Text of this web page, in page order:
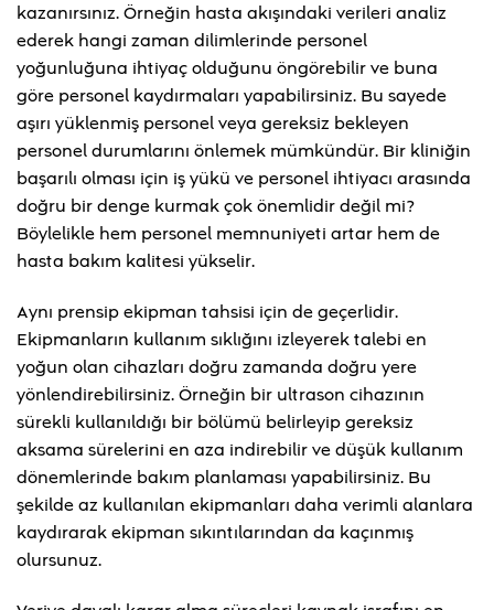
kazanırsınız. Örneğin hasta akışındaki verileri analiz
ederek hangi zaman dilimlerinde personel
yoğunluğuna ihtiyaç olduğunu öngörebilir ve buna
göre personel kaydırmaları yapabilirsiniz. Bu sayede
aşırı yüklenmiş personel veya gereksiz bekleyen
personel durumlarını önlemek mümkündür. Bir kliniğin
başarılı olması için iş yükü ve personel ihtiyacı arasında
doğru bir denge kurmak çok önemlidir değil mi?
Böylelikle hem personel memnuniyeti artar hem de
hasta bakım kalitesi yükselir.
Aynı prensip ekipman tahsisi için de geçerlidir.
Ekipmanların kullanım sıklığını izleyerek talebi en
yoğun olan cihazları doğru zamanda doğru yere
yönlendirebilirsiniz. Örneğin bir ultrason cihazının
sürekli kullanıldığı bir bölümü belirleyip gereksiz
aksama sürelerini en aza indirebilir ve düşük kullanım
dönemlerinde bakım planlaması yapabilirsiniz. Bu
şekilde az kullanılan ekipmanları daha verimli alanlara
kaydırarak ekipman sıkıntılarından da kaçınmış
olursunuz.